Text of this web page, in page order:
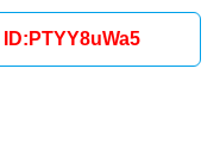
ID:PTYY8uWa5